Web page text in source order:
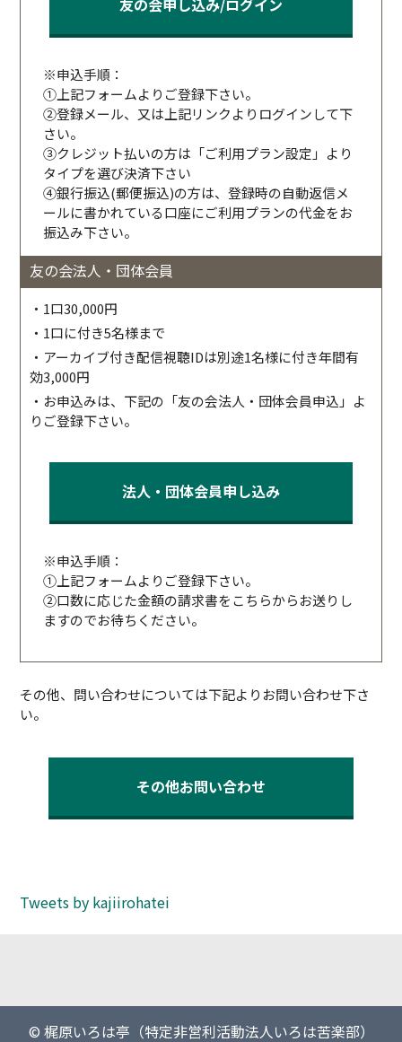
友の会申し込み/ログイン
※申込手順：
①上記フォームよりご登録下さい。
②登録メール、又は上記リンクよりログインして下
さい。
③クレジット払いの方は「ご利用プラン設定」より
タイプを選び決済下さい
④銀行振込(郵便振込)の方は、登録時の自動返信メ
ールに書かれている口座にご利用プランの代金をお
振込み下さい。
友の会法人・団体会員
・1口30,000円
・1口に付き5名様まで
・アーカイブ付き配信視聴IDは別途1名様に付き年間有
効3,000円
・お申込みは、下記の「友の会法人・団体会員申込」よ
りご登録下さい。
法人・団体会員申し込み
※申込手順：
①上記フォームよりご登録下さい。
②口数に応じた金額の請求書をこちらからお送りし
ますのでお待ちください。
その他、問い合わせについては下記よりお問い合わせ下さ
い。
その他お問い合わせ
Tweets by kajiirohatei
© 梶原いろは亭（特定非営利活動法人いろは苦楽部）